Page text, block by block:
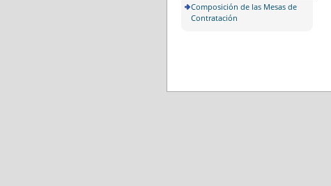
Composición de las Mesas de
Contratación